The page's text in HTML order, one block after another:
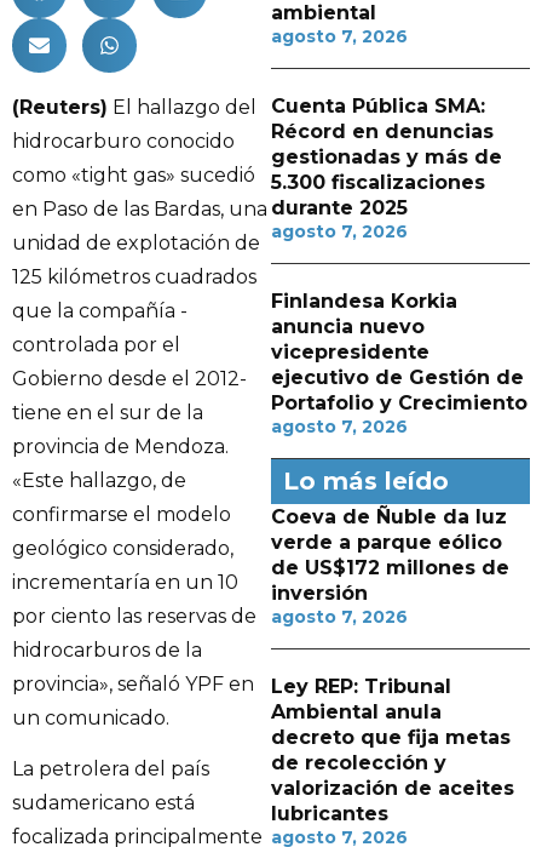
(Reuters) El hallazgo del
hidrocarburo conocido
como «tight gas» sucedió
en Paso de las Bardas, una
unidad de explotación de
125 kilómetros cuadrados
que la compañía -
controlada por el
Gobierno desde el 2012-
tiene en el sur de la
provincia de Mendoza.
«Este hallazgo, de
confirmarse el modelo
geológico considerado,
incrementaría en un 10
por ciento las reservas de
hidrocarburos de la
provincia», señaló YPF en
un comunicado.
La petrolera del país
sudamericano está
focalizada principalmente
ambiental
agosto 7, 2026
Cuenta Pública SMA:
Récord en denuncias
gestionadas y más de
5.300 fiscalizaciones
durante 2025
agosto 7, 2026
Finlandesa Korkia
anuncia nuevo
vicepresidente
ejecutivo de Gestión de
Portafolio y Crecimiento
agosto 7, 2026
Lo más leído
Coeva de Ñuble da luz
verde a parque eólico
de US$172 millones de
inversión
agosto 7, 2026
Ley REP: Tribunal
Ambiental anula
decreto que fija metas
de recolección y
valorización de aceites
lubricantes
agosto 7, 2026